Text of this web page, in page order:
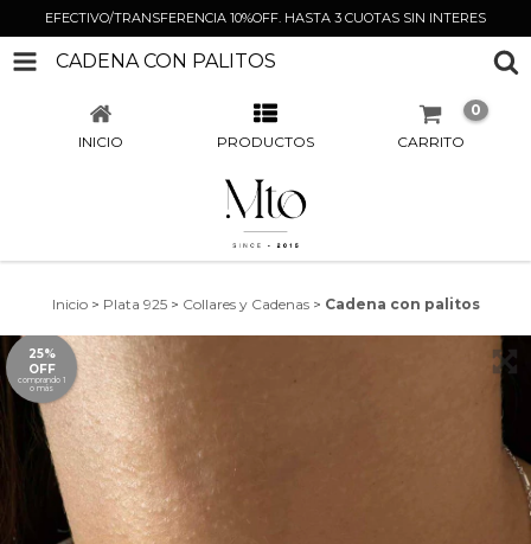
EFECTIVO/TRANSFERENCIA 10%OFF. HASTA 3 CUOTAS SIN INTERES
CADENA CON PALITOS
INICIO PRODUCTOS CARRITO
0
Inicio > Plata 925 > Collares y Cadenas > Cadena con palitos
25%
OFF
comprando 1
o más